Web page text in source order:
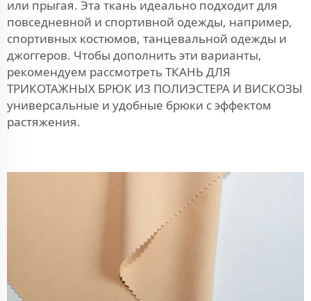
или прыгая. Эта ткань идеально подходит для
повседневной и спортивной одежды, например,
спортивных костюмов, танцевальной одежды и
джоггеров. Чтобы дополнить эти варианты,
рекомендуем рассмотретьТКАНЬ ДЛЯ
ТРИКОТАЖНЫХ БРЮК ИЗ ПОЛИЭСТЕРА И ВИСКОЗЫ
универсальные и удобные брюки с эффектом
растяжения.